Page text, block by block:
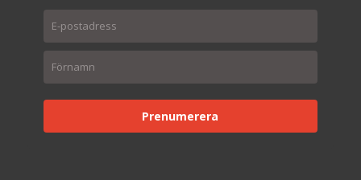
Prenumerera